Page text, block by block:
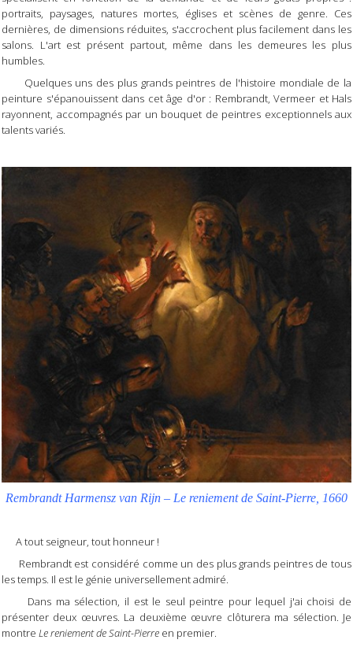
portraits, paysages, natures mortes, églises et scènes de genre. Ces
dernières, de dimensions réduites, s'accrochent plus facilement dans les
salons. L'art est présent partout, même dans les demeures les plus
humbles.
Quelques uns des plus grands peintres de l'histoire mondiale de la
peinture s'épanouissent dans cet âge d'or : Rembrandt, Vermeer et Hals
rayonnent, accompagnés par un bouquet de peintres exceptionnels aux
talents variés.
Rembrandt Harmensz van Rijn – Le reniement de Saint-Pierre, 1660
A tout seigneur, tout honneur !
Rembrandt est considéré comme un des plus grands peintres de tous
les temps. Il est le génie universellement admiré.
Dans ma sélection, il est le seul peintre pour lequel j'ai choisi de
présenter deux œuvres. La deuxième œuvre clôturera ma sélection. Je
montre Le reniement de Saint-Pierre en premier.